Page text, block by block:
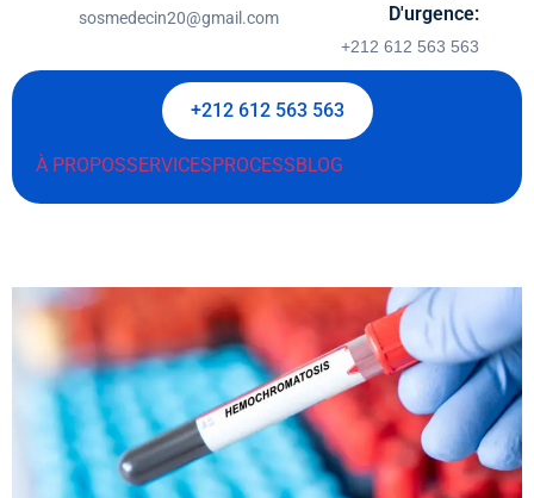
sosmedecin20@gmail.com
D'urgence:
+212 612 563 563
À PROPOSSERVICESPROCESSBLOG
+212 612 563 563